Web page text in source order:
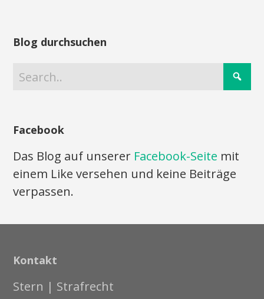
Blog durchsuchen
Facebook
Das Blog auf unserer Facebook-Seite mit
einem Like versehen und keine Beiträge
verpassen.
Kontakt
Stern | Strafrecht